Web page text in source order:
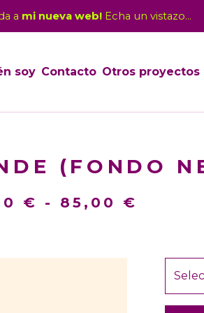
a mi nueva web! Echa un vistazo...
soy Contacto Otros proyectos
(FONDO
€ - 85,00 €